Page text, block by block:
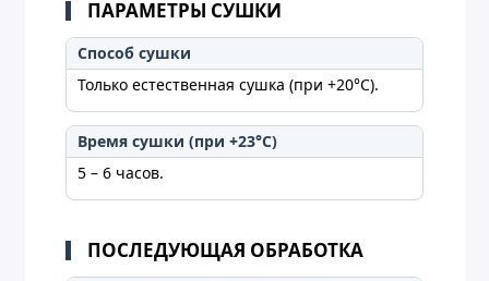
ПАРАМЕТРЫ СУШКИ
Способ сушки
Только естественная сушка (при +20°C).
Время сушки (при +23°C)
5 – 6 часов.
ПОСЛЕДУЮЩАЯ ОБРАБОТКА